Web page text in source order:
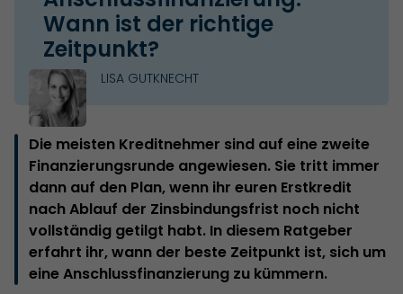
Wann ist der richtige
Zeitpunkt?
LISA GUTKNECHT
Die meisten Kreditnehmer sind auf eine zweite
Finanzierungsrunde angewiesen. Sie tritt immer
dann auf den Plan, wenn ihr euren Erstkredit
nach Ablauf der Zinsbindungsfrist noch nicht
vollständig getilgt habt. In diesem Ratgeber
erfahrt ihr, wann der beste Zeitpunkt ist, sich um
eine Anschlussfinanzierung zu kümmern.